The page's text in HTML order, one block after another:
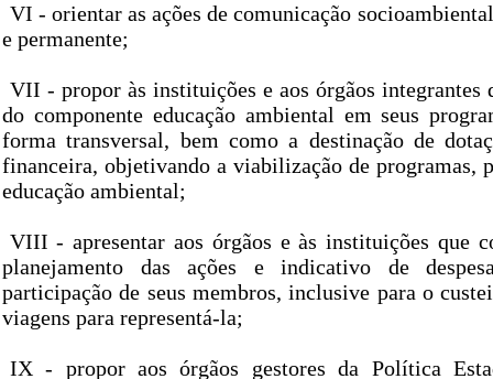
VI - orientar as ações de comunicação
e permanente;
VII - propor às instituições e aos órgãos integrantes
do componente educação ambiental em seus
forma transversal, bem como a destinação de
financeira, objetivando a viabilização de programas,
educação ambiental;
VIII - apresentar aos órgãos e às instituições que
planejamento das ações e indicativo de
participação de seus membros, inclusive para o
viagens para representá-la;
IX - propor aos órgãos gestores da Política